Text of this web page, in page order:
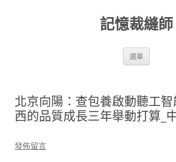
記憶裁縫師
選單
北京向陽：查包養啟動聽工
西的品質成長三年舉動打算_
發佈留言